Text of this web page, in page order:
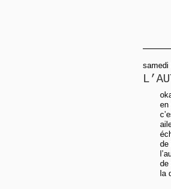
samedi
en
de
de
la